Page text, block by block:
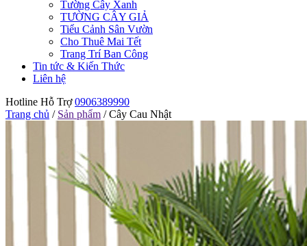
Tường Cây Xanh
TƯỜNG CÂY GIẢ
Tiểu Cảnh Sân Vườn
Cho Thuê Mai Tết
Trang Trí Ban Công
Tin tức & Kiến Thức
Liên hệ
Hotline Hỗ Trợ 0906389990
Trang chủ / Sản phẩm / Cây Cau Nhật